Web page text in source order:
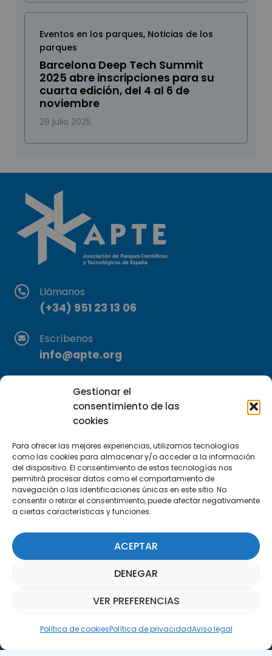
Gestionar el
consentimiento de las
cookies
Para ofrecer las mejores experiencias, utilizamos tecnologías
como las cookies para almacenar y/o acceder a la información
del dispositivo. El consentimiento de estas tecnologías nos
permitirá procesar datos como el comportamiento de
navegación o las identificaciones únicas en este sitio. No
consentir o retirar el consentimiento, puede afectar negativamente
a ciertas características y funciones.
ACEPTAR
DENEGAR
VER PREFERENCIAS
Política de cookiesPolítica de privacidadAviso legal
Eventos en los parques, Noticias de los
parques
Barcelona Deep Tech Summit
2025 abre inscripciones para su
cuarta edición, del 4 al 6 de
noviembre
29 julio 2025
Llámanos
(+34) 951 23 13 06
Escríbenos
info@apte.org
Encuéntranos
C/Marie Curie, 35
29590 Campanillas, Málaga
Suscríbete a nuestra Newsletter
SUSCRÍBETE AQUÍ